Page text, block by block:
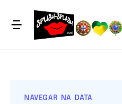
NAVEGAR NA DATA